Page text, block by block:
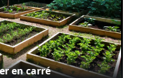
en carré